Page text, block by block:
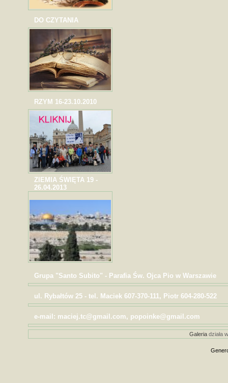
DO CZYTANIA
RZYM 16-23.10.2010
ZIEMIA ŚWIĘTA 19 -
26.04.2013
Grupa "Santo Subito" - Parafia Św. Ojca Pio w Warszawie
ul. Rybałtów 25 - tel. Maciek 607-370-111, Piotr 604-280-522
e-mail: maciej.tc@gmail.com, popoinke@gmail.com
Galeriadziała